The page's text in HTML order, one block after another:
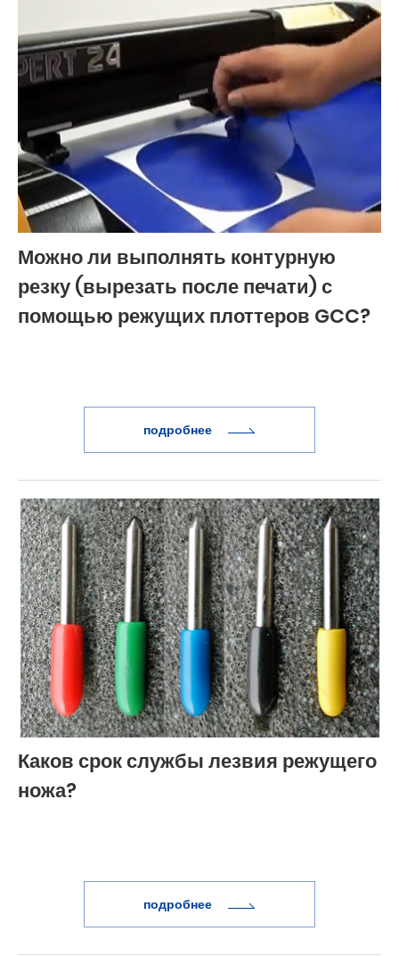
Можно ли выполнять контурную
резку (вырезать после печати) с
помощью режущих плоттеров GCC?
подробнее
Каков срок службы лезвия режущего
ножа?
подробнее